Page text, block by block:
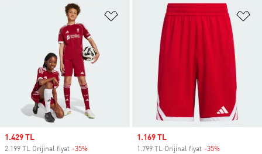
Favori Listesine Ekle
Sale price
1.429 TL
2.199 TL Orijinal fiyat -35%
Sale price
1.169 TL
1.799 TL Orijinal fiyat -35%